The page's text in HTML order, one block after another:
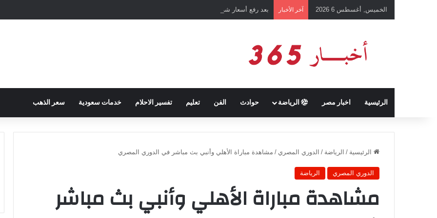
الخميس, أغسطس 6 2026 آخر الأخبار بعد رفع أسعار شرائح الكهرباء … وزارة التموين توجه تحذير لأصحاب المخابز من رفع أسعار الخبز
الرئيسية اخبار مصر الرياضة حوادث الفن تعليم تفسير الاحلام خدمات سعودية سعر الذهب
الرئيسية / الرياضة / الدوري المصري / مشاهدة مباراة الأهلي وأنبي بث مباشر في الدوري المصري
الدوري المصري الرياضة
مشاهدة مباراة الأهلي وأنبي بث مباشر